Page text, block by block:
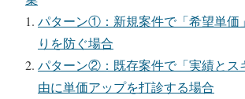
パターン①：新規案件で「希望単価
りを防ぐ場合
パターン②：既存案件で「実績とス
由に単価アップを打診する場合